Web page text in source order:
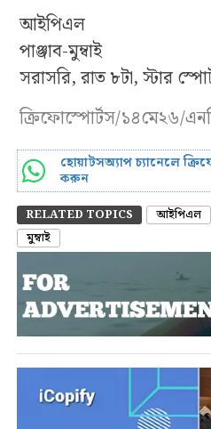
আইপিএল
পাঞ্জাব-মুম্বাই
সরাসরি, রাত ৮টা, স্টার
ক্রিফোস্পোর্টস/১৪মে২৬/
হোয়াটসঅ্যাপ চ্যানেলে
করুন
RELATED TOPICS আইপিএল
মুম্বাই